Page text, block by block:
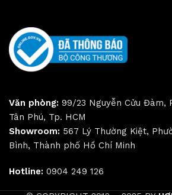
Văn phòng: 99/23 Nguyễn Cửu Đàm,
Tân Phú, Tp. HCM
Showroom: 567 Lý Thường Kiệt,
Bình, Thành phố Hồ Chí Minh
Hotline: 0904 249 126